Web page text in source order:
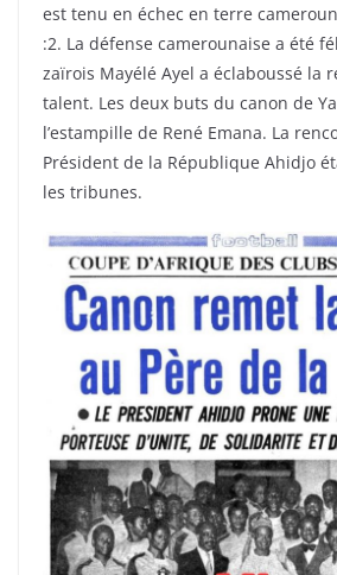
est tenu en échec en terre
:2. La défense camerounaise a été
zaïrois Mayélé Ayel a éclaboussé la
talent. Les deux buts du canon de
l’estampille de René Emana. La
Président de la République Ahidjo
les tribunes.